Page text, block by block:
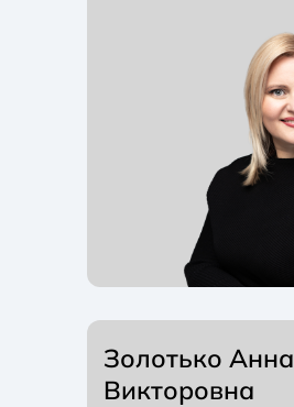
Золотько Анна
Викторовна